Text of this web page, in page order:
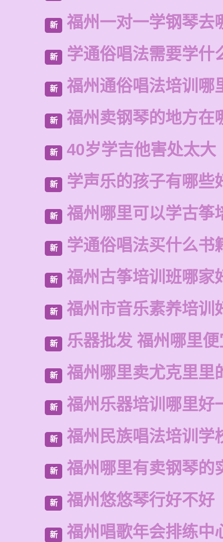
新 福州一对一学钢琴去
新 学通俗唱法需要学什
新 福州通俗唱法培训哪
新 福州卖钢琴的地方在
新 40岁学吉他害处太大
新 学声乐的孩子有哪些
新 福州哪里可以学古筝
新 学通俗唱法买什么书
新 福州古筝培训班哪家
新 福州市音乐素养培训
新 乐器批发 福州哪里
新 福州哪里卖尤克里里
新 福州乐器培训哪里好
新 福州民族唱法培训学
新 福州哪里有卖钢琴的
新 福州悠悠琴行好不好
新 福州唱歌年会排练中